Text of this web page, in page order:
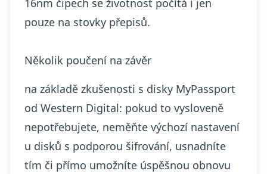
16nm čipech se životnost počítá i jen
pouze na stovky přepisů.
Několik poučení na závěr
na základě zkušenosti s disky MyPassport
od Western Digital: pokud to vysloveně
nepotřebujete, neměňte výchozí nastavení
u disků s podporou šifrování, usnadníte
tím či přímo umožníte úspěšnou obnovu